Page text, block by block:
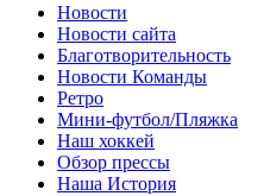
Новости
Новости сайта
Благотворительность
Новости Команды
Ретро
Мини-футбол/Пляжка
Наш хоккей
Обзор прессы
Наша История